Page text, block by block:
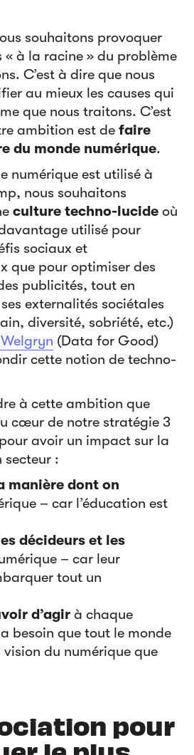
souhaitons provoquer
« à la racine » du problème
C’est à dire que nous
au mieux les causes qui
que nous traitons. C’est
ambition est defaire
du monde numérique.
numérique est utilisé à
nous souhaitons
culture techno-lucide où
utilisé pour
sociaux et
que pour optimiser des
publicités, tout en
externalités sociétales
diversité, sobriété, etc.)
(Data for Good)
cette notion de techno-
à cette ambition que
cœur de notre stratégie 3
avoir un impact sur la
secteur :
manière dont on
– car l’éducation est
décideurs et les
– car leur
tout un
d’agir à chaque
besoin que tout le monde
du numérique que
pour